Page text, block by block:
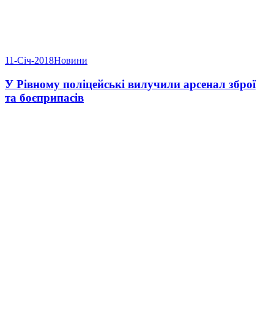
11-Січ-2018Новини
У Рівному поліцейські вилучили арсенал зброї
та боєприпасів